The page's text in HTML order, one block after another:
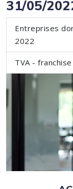
31/05/
Entreprises
2022
TVA -